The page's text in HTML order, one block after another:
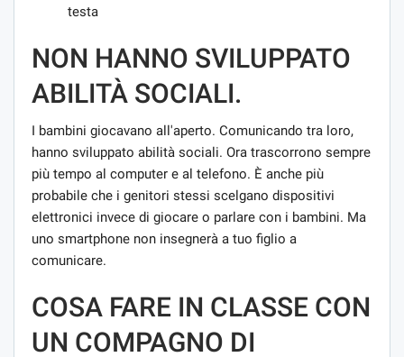
testa
NON HANNO SVILUPPATO
ABILITÀ SOCIALI.
I bambini giocavano all'aperto. Comunicando tra loro,
hanno sviluppato abilità sociali. Ora trascorrono sempre
più tempo al computer e al telefono. È anche più
probabile che i genitori stessi scelgano dispositivi
elettronici invece di giocare o parlare con i bambini. Ma
uno smartphone non insegnerà a tuo figlio a
comunicare.
COSA FARE IN CLASSE CON
UN COMPAGNO DI